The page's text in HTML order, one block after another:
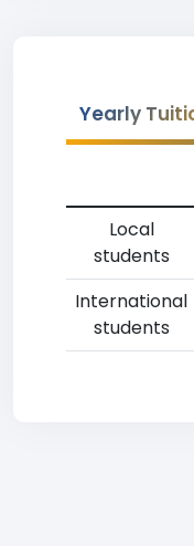
Yearly
Local
students
International
students